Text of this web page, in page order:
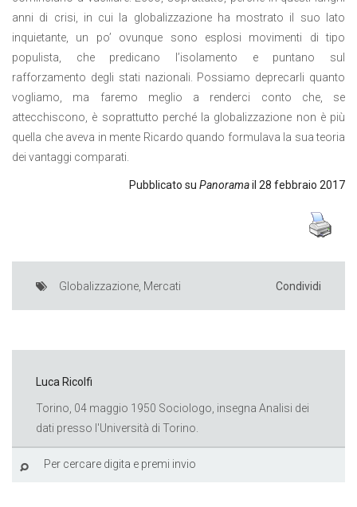
anni di crisi, in cui la globalizzazione ha mostrato il suo lato
inquietante, un po’ ovunque sono esplosi movimenti di tipo
populista, che predicano l’isolamento e puntano sul
rafforzamento degli stati nazionali. Possiamo deprecarli quanto
vogliamo, ma faremo meglio a renderci conto che, se
attecchiscono, è soprattutto perché la globalizzazione non è più
quella che aveva in mente Ricardo quando formulava la sua teoria
dei vantaggi comparati.
Pubblicato su Panoramail 28 febbraio 2017
Globalizzazione Mercati Condividi
Luca Ricolfi
Torino, 04 maggio 1950 Sociologo, insegna Analisi dei
dati presso l'Università di Torino.